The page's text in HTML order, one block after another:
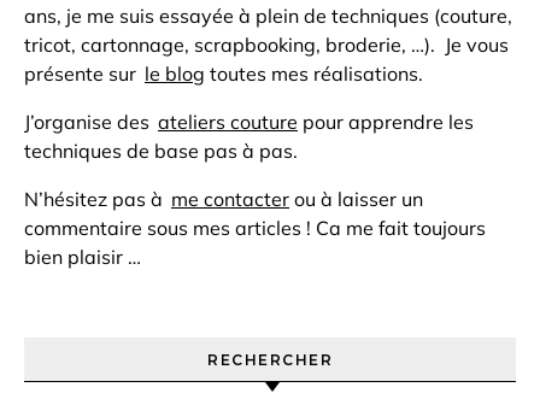
ans, je me suis essayée à plein de techniques (couture,
tricot, cartonnage, scrapbooking, broderie, …). Je vous
présente sur le blog toutes mes réalisations.
J’organise des ateliers couture pour apprendre les
techniques de base pas à pas.
N’hésitez pas à me contacter ou à laisser un
commentaire sous mes articles ! Ca me fait toujours
bien plaisir …
RECHERCHER